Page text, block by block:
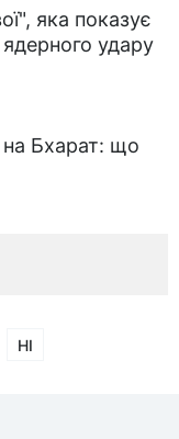
яка показує
ядерного удару
на Бхарат: що
НІ